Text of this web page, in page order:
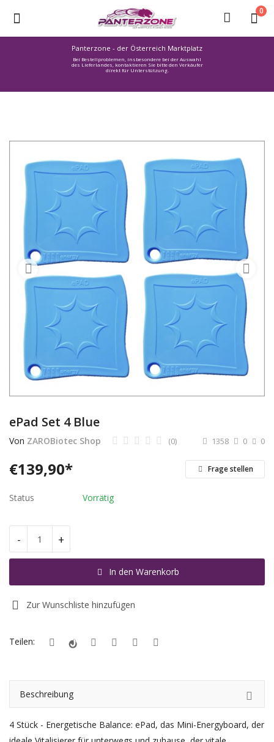
Panterzone - der Österreich Marktplatz
Bei Bestellproblemen, insbesondere bei der Auswahl
des Lieferlandes, kontaktieren Sie bitte den Verkäufer
direkt für Unterstützung.
0
Immozone
Service /
Warenmarkt
Lebensmittelmarkt
Baumarkt
Dienstleistungen
Stellenmarkt
Immozone
Wunschliste
Kontakt
Blog
Standort
ePad Set 4 Blue
Von ZAROBiotec Shop 0
(0) 0
1358
€139,90* Frage stellen
Status Vorrätig
- +
In den Warenkorb
Zur Wunschliste hinzufügen
Teilen:
Beschreibung
4 Stück - Energetische Balance: ePad, das Mini-Energyboard, der